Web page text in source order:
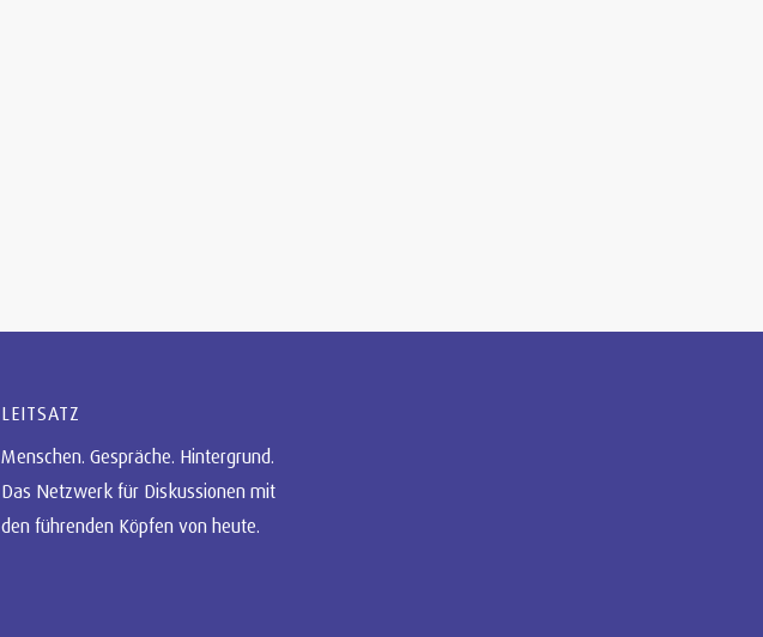
LEITSATZ
Menschen. Gespräche. Hintergrund.
Das Netzwerk für Diskussionen mit
den führenden Köpfen von heute.